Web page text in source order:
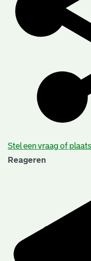
Stel een vraag of
Reageren